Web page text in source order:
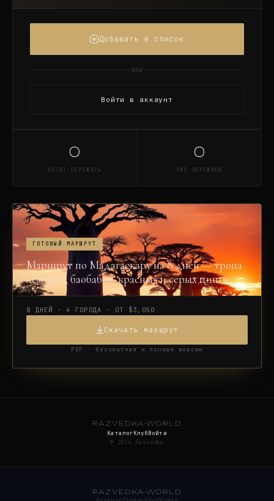
Добавить в список
или
Войти в аккаунт
0
ХОТЯТ ПЕРЕЖИТЬ
0
УЖЕ ПЕРЕЖИЛИ
ГОТОВЫЙ МАРШРУТ
Маршрут по Мадагаскару на 8 дней — тропа
лемуров, баобабов, красных и серых цинги
8 ДНЕЙ · 4 ГОРОДА · ОТ $3,050
Скачать маршрут
PDF · бесплатная и полная версии
RAZVEDKA·WORLD
КаталогКлубВойти
©
2026 Razvedka
RAZVEDKA·WORLD